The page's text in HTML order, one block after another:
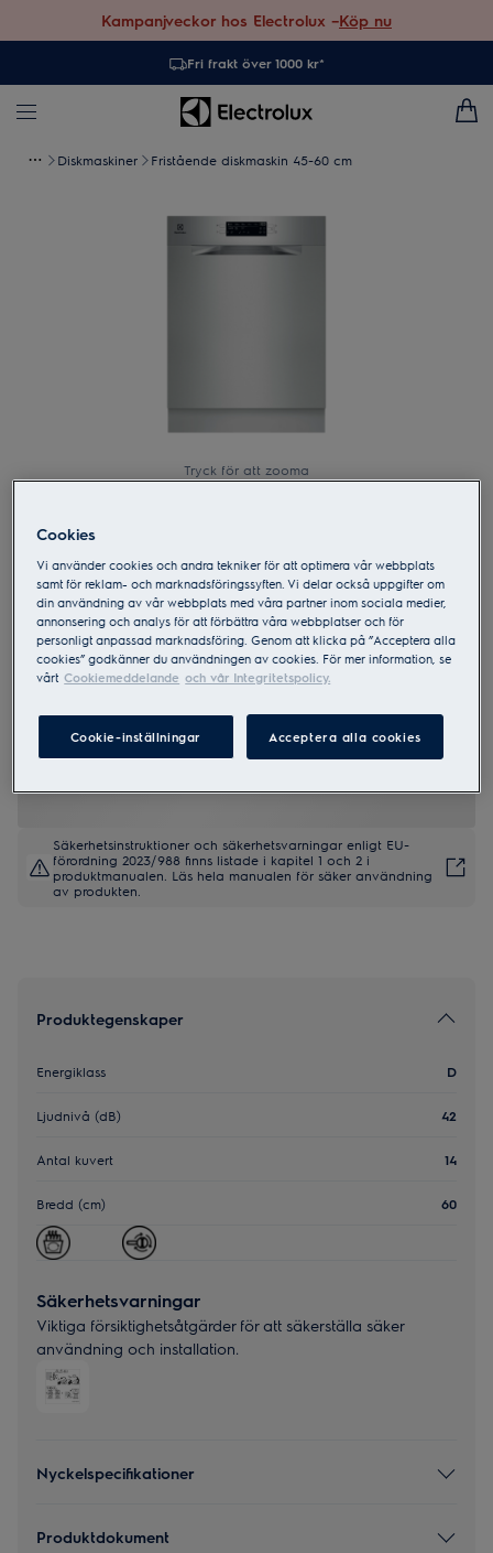
Kampanjveckor hos Electrolux –Köp nu
Fri frakt över 1000 kr*
Diskmaskiner Fristående diskmaskin 45-60 cm
Tryck för att zooma
ESS48305UX
600 SatelliteClean 60 cm
4.2 (26)
Säkerhetsinstruktioner och säkerhetsvarningar enligt EU-
förordning 2023/988 finns listade i kapitel 1 och 2 i
produktmanualen. Läs hela manualen för säker användning
av produkten.
Produktegenskaper
Energiklass D
Ljudnivå (dB) 42
Antal kuvert 14
Bredd (cm) 60
Säkerhetsvarningar
Viktiga försiktighetsåtgärder för att säkerställa säker
användning och installation.
Nyckelspecifikationer
Produktdokument
Cookies
Vi använder cookies och andra tekniker för att optimera vår webbplats
samt för reklam- och marknadsföringssyften. Vi delar också uppgifter om
din användning av vår webbplats med våra partner inom sociala medier,
annonsering och analys för att förbättra våra webbplatser och för
personligt anpassad marknadsföring. Genom att klicka på ”Acceptera alla
cookies” godkänner du användningen av cookies. För mer information, se
vårt Cookiemeddelande och vår Integritetspolicy.
Cookie-inställningar Acceptera alla cookies